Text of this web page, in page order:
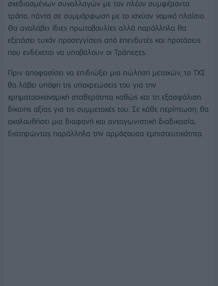
σχεδιασμένων συναλλαγών με τον πλέον συμφέροντα
τρόπο, πάντα σε συμμόρφωση με το ισχύον νομικό πλαίσιο.
Θα αναλάβει ίδιες πρωτοβουλίες αλλά παράλληλα θα
εξετάσει τυχόν προσεγγίσεις από επενδυτές και προτάσεις
που ενδέχεται να υποβάλουν οι Τράπεζες.
Πριν αποφασίσει να επιδιώξει μια πώληση μετοχών, το ΤΧΣ
θα λάβει υπόψη τις υποχρεώσεις του για την
χρηματοοικονομική σταθερότητα καθώς και τη εξασφάλιση
δίκαιης αξίας για τις συμμετοχές του. Σε κάθε περίπτωση, θα
ακολουθήσει μια διαφανή και ανταγωνιστική διαδικασία,
διατηρώντας παράλληλα την αρμόζουσα εμπιστευτικότητα.